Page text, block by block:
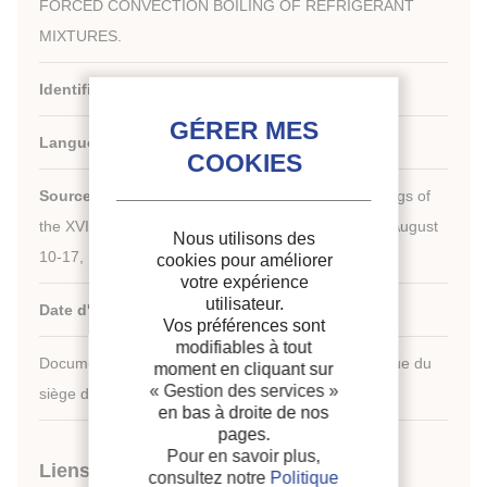
FORCED CONVECTION BOILING OF REFRIGERANT
MIXTURES.
Identifiant de la fiche :
Langues :
Source :
New challenges in refrigeration. Proceedings of
the XVIIIth International Congress of Refrigeration, August
10-17, 1991, Montreal, Quebec, Canada.
Date d'édition : 10/08/1991
Document disponible en consultation à la bibliothèque du
siège de l'IIF uniquement.
Liens
Nous utilisons des
cookies pour améliorer
votre expérience
utilisateur.
Vos préférences sont
modifiables à tout
moment en cliquant sur
« Gestion des services »
en bas à droite de nos
pages.
Pour en savoir plus,
consultez notre Politique